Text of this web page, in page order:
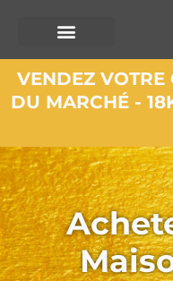
VENDEZ
DU MARCHÉ -